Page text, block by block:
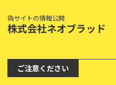
偽サイトの情報公開
株式会社ネオブラッド
ご注意ください